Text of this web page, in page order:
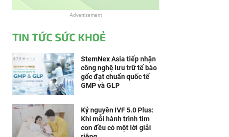
Advertisement
TIN TỨC SỨC KHOẺ
StemNex Asia tiếp nhận
công nghệ lưu trữ tế bào
gốc đạt chuẩn quốc tế
GMP và GLP
Kỷ nguyên IVF 5.0 Plus:
Khi mỗi hành trình tìm
con đều có một lời giải